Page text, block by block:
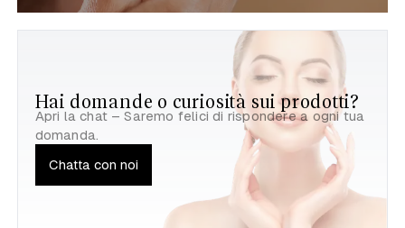
Hai domande o curiosità sui prodotti?
Apri la chat – Saremo felici di rispondere a ogni tua
domanda.
Chatta con noi